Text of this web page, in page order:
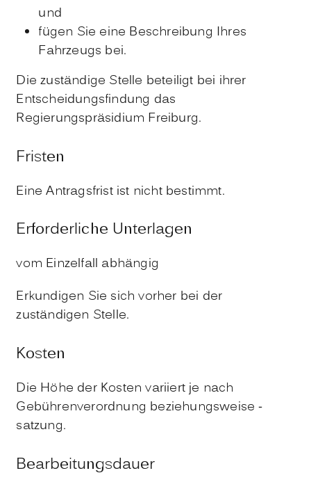
und
fügen Sie eine Beschreibung Ihres
Fahrzeugs bei.
Die zuständige Stelle beteiligt bei ihrer
Entscheidungsfindung das
Regierungspräsidium Freiburg.
Fristen
Eine Antragsfrist ist nicht bestimmt.
Erforderliche Unterlagen
vom Einzelfall abhängig
Erkundigen Sie sich vorher bei der
zuständigen Stelle.
Kosten
Die Höhe der Kosten variiert je nach
Gebührenverordnung beziehungsweise -
satzung.
Bearbeitungsdauer